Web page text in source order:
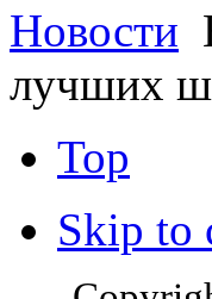
Новости
лучших
Top
Skip to